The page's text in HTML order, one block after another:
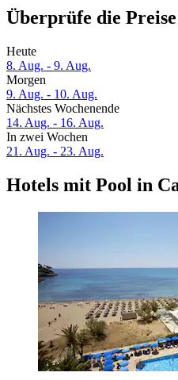
Überprüfe die
Heute
8. Aug. - 9. Aug.
Morgen
9. Aug. - 10. Aug.
Nächstes Wochenende
14. Aug. - 16. Aug.
In zwei Wochen
21. Aug. - 23. Aug.
Hotels mit Pool in